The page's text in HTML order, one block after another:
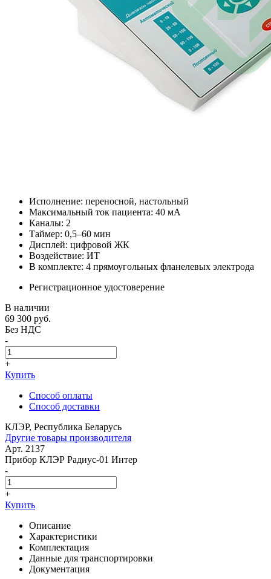
Исполнение: переносной, настольный
Максимальный ток пациента: 40 мА
Каналы: 2
Таймер: 0,5–60 мин
Дисплей: цифровой ЖК
Воздействие: ИТ
В комплекте: 4 прямоугольных фланелевых электрода
Регистрационное удостоверение
В наличии
69 300 руб.
Без НДС
-
+
Купить
Способ оплаты
Способ доставки
КЛЭР, Республика Беларусь
Другие товары производителя
Арт. 2137
Прибор КЛЭР Радиус-01 Интер
-
+
Купить
Описание
Характеристики
Комплектация
Данные для транспортировки
Документация